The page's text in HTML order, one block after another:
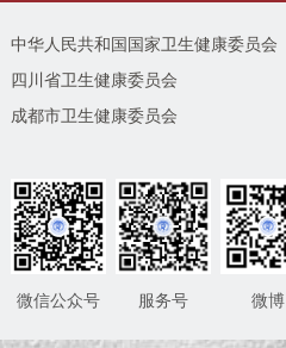
中华人民共和国国家卫生健康委员会
四川省卫生健康委员会
成都市卫生健康委员会
微信公众号 服务号 微博